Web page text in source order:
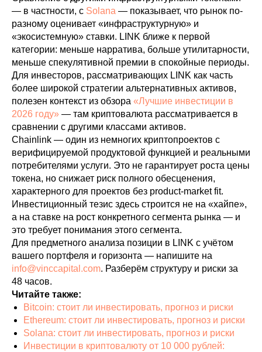
— в частности, с Solana — показывает, что рынок по-
разному оценивает «инфраструктурную» и
«экосистемную» ставки. LINK ближе к первой
категории: меньше нарратива, больше утилитарности,
меньше спекулятивной премии в спокойные периоды.
Для инвесторов, рассматривающих LINK как часть
более широкой стратегии альтернативных активов,
полезен контекст из обзора «Лучшие инвестиции в
2026 году» — там криптовалюта рассматривается в
сравнении с другими классами активов.
Chainlink — один из немногих криптопроектов с
верифицируемой продуктовой функцией и реальными
потребителями услуги. Это не гарантирует роста цены
токена, но снижает риск полного обесценения,
характерного для проектов без product-market fit.
Инвестиционный тезис здесь строится не на «хайпе»,
а на ставке на рост конкретного сегмента рынка — и
это требует понимания этого сегмента.
Для предметного анализа позиции в LINK с учётом
вашего портфеля и горизонта — напишите на
info@vinccapital.com. Разберём структуру и риски за
48 часов.
Читайте также:
Bitcoin: стоит ли инвестировать, прогноз и риски
Ethereum: стоит ли инвестировать, прогноз и риски
Solana: стоит ли инвестировать, прогноз и риски
Инвестиции в криптовалюту от 10 000 рублей: